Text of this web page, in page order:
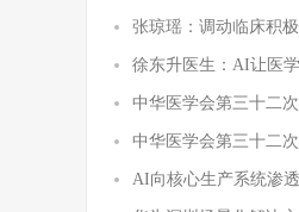
张琼瑶：调动临床积
徐东升医生：AI让医
中华医学会第三十二
中华医学会第三十二
AI向核心生产系统渗